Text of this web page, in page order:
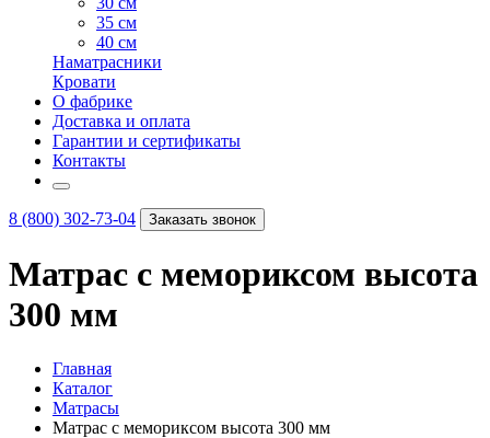
35 см
40 см
Наматрасники
Кровати
О фабрике
Доставка и оплата
Гарантии и сертификаты
Контакты
8 (800) 302-73-04 Заказать звонок
Матрас с мемориксом высота
300 мм
Главная
Каталог
Матрасы
Матрас с мемориксом высота 300 мм